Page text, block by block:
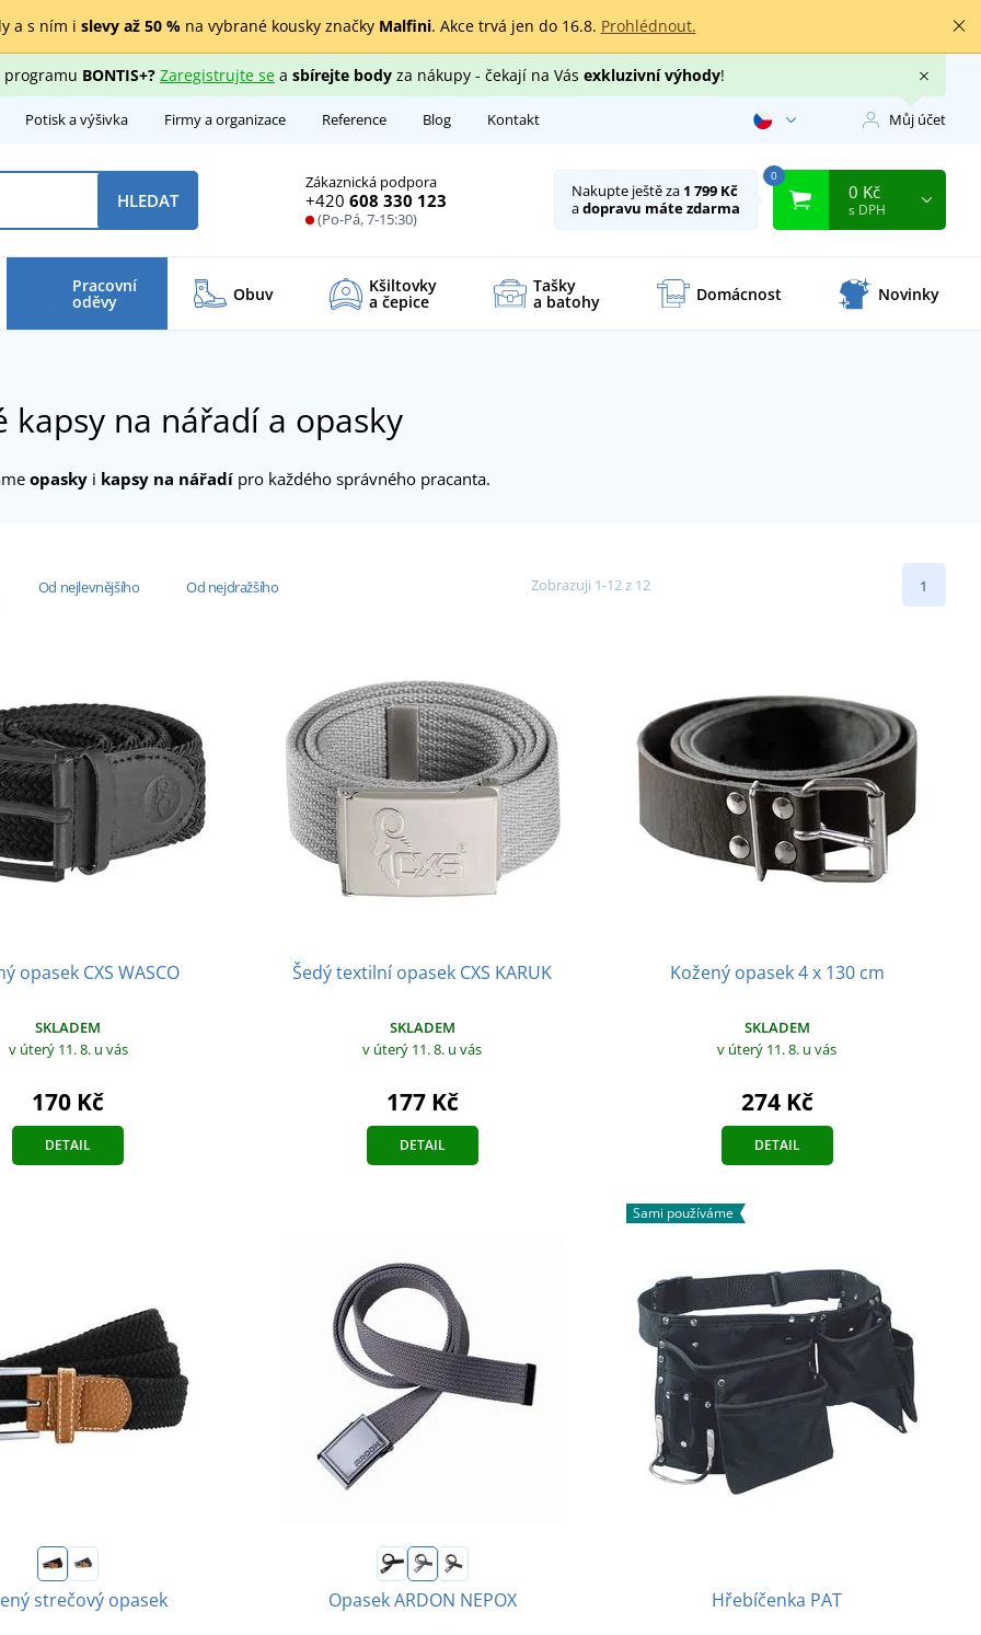
a s ním i slevy až 50 %na vybrané kousky značky Malfini. Akce trvá jen do 16.8. Prohlédnout.
programu BONTIS+? Zaregistrujte sea sbírejte bodyza nákupy - čekají na Vás exkluzivní výhody!
Potisk a výšivka Firmy a organizace Reference Blog Kontakt Můj účet
Zákaznická podpora
+420 608 330 123
(Po-Pá, 7-15:30)
HLEDAT Nakupte ještě za 1 799 Kč
adopravu máte zdarma
0
0 Kč
s DPH
Pracovní
oděvy Obuv Kšiltovky
a čepice
Tašky
a batohy Domácnost Novinky
kapsy na nářadí a opasky
opasky i kapsy na nářadí pro každého správného pracanta.
Od nejlevnějšího Od nejdražšího Zobrazuji 1-12 z 12 1
opasek CXS WASCO
SKLADEM
v úterý 11. 8. u vás
170 Kč
DETAIL
Šedý textilní opasek CXS KARUK
SKLADEM
v úterý 11. 8. u vás
177 Kč
DETAIL
Kožený opasek 4 x 130 cm
SKLADEM
v úterý 11. 8. u vás
274 Kč
DETAIL
strečový opasek Opasek ARDON NEPOX
Sami používáme
Hřebíčenka PAT